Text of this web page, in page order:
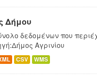
Δήμου
δεδομένων που
Αγρινίου
CSV WMS